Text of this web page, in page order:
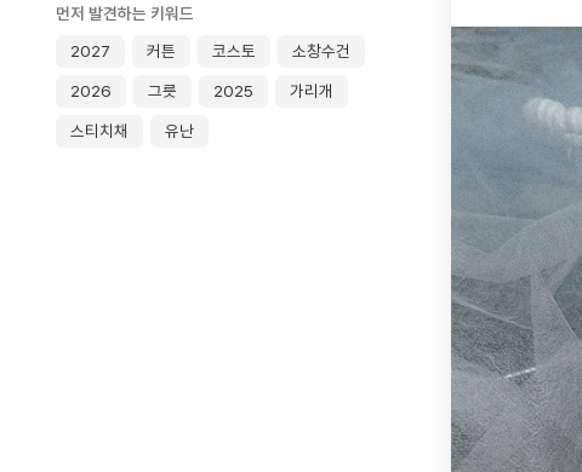
먼저 발견하는 키워드
2027
커튼 코스토 소창수건
2026 그릇 2025 가리개
스티치채 유난